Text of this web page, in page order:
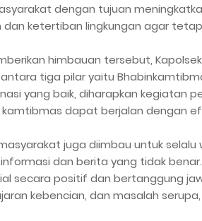
dengan tujuan
dan ketertiban lingkungan agar
himbauan tersebut,
tiga pilar yaitu
yang baik, diharapkan kegiatan
dapat berjalan dengan
juga diimbau untuk
dan berita yang tidak
secara positif dan bertanggung
kebencian, dan masalah